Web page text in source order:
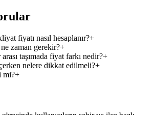
fiyatı nasıl hesaplanır?+
zaman gerekir?+
taşımada fiyat farkı nedir?+
nelere dikkat edilmeli?+
mi?+